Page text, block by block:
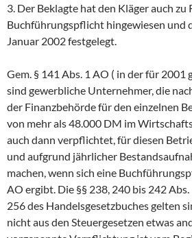
3. Der Beklagte hat den Kläger auch zu
Buchführungspflicht hingewiesen und
Januar 2002 festgelegt.
Gem. § 141 Abs. 1 AO ( in der für 2001
sind gewerbliche Unternehmer, die
der Finanzbehörde für den einzelnen
von mehr als 48.000 DM im
auch dann verpflichtet, für diesen
und aufgrund jährlicher
machen, wenn sich eine
AO ergibt. Die §§ 238, 240 bis 242
256 des Handelsgesetzbuches gelten
nicht aus den Steuergesetzen etwas